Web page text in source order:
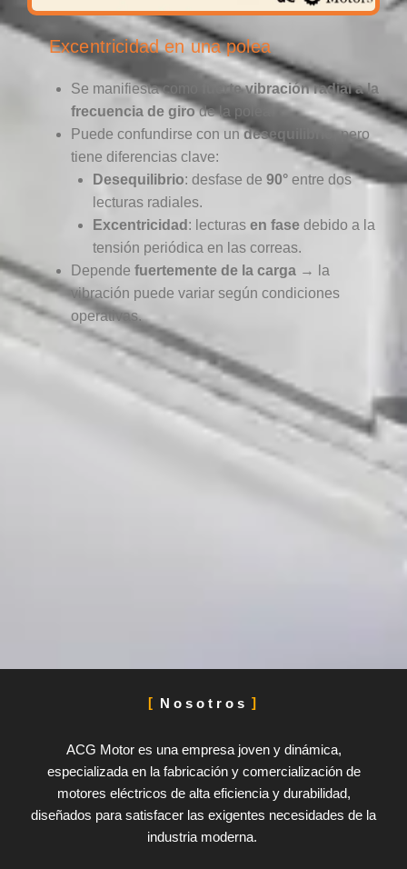
Excentricidad en una polea
Se manifiesta como
fuerte vibración radial a la
frecuencia de girode la polea.
Puede confundirse con undesequilibrio , pero
tiene diferencias clave:
Desequilibrio: desfase de 90° entre dos
lecturas radiales.
Excentricidad : lecturas en fase debido a la
tensión periódica en las correas.
Depende fuertemente de la carga → la
vibración puede variar según condiciones
operativas.
Nosotros
ACG Motor es una empresa joven y dinámica,
especializada en la fabricación y comercialización de
motores eléctricos de alta eficiencia y durabilidad,
diseñados para satisfacer las exigentes necesidades de la
industria moderna.